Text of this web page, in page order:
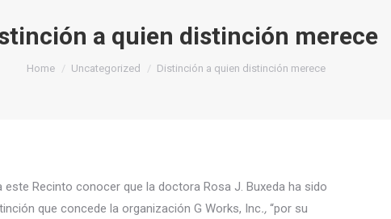
a quien distinción merece
You are here:
Home Uncategorized Distinción a quien distinción merece
Recinto conocer que la doctora Rosa J. Buxeda ha sido
que concede la organización G Works, Inc., “por su